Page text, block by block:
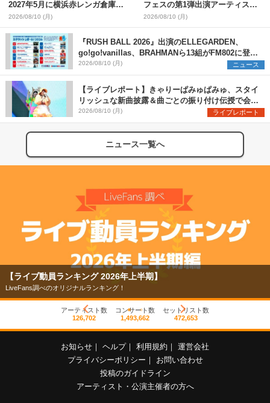
2027年5月に横浜赤レンガ倉庫、
神戸メリケンパークで開催決定
2026/08/10 (月)
フェスの第1弾出演アーティスト
として愛はズボーン、夜の本気ダ
ンスらを発表 「plus∈you」の
MVも公開に
2026/08/10 (月)
『RUSH BALL 2026』出演のELLEGARDEN、
go!go!vanillas、BRAHMANら13組がFM802に登
場、他出演アーティストの“渾身の1曲”をセレクト
2026/08/10 (月) ニュース
【ライブレポート】きゃりーぱみゅぱみゅ、スタイ
リッシュな新曲披露＆曲ごとの振り付け伝授で会場
を盛り上げまくる！＜LuckyFes’26＞
2026/08/10 (月) ライブレポート
ニュース一覧へ
【ライブ動員ランキング 2026年上半期】
LiveFans調べのオリジナルランキング！
アーティスト数
126,702
コンサート数
1,493,662
セットリスト数
472,653
お知らせ ヘルプ 利用規約
運営会社
プライバシーポリシー
お問い合わせ
投稿のガイドライン
アーティスト・公演主催者の方へ